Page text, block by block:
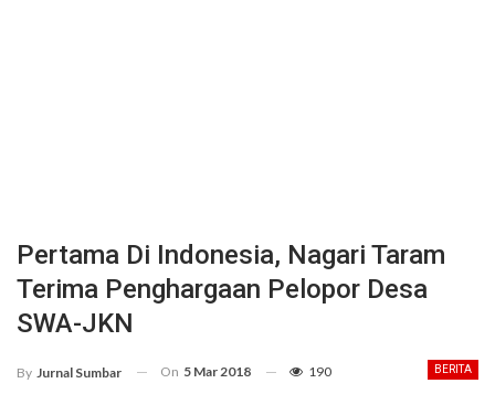
Pertama Di Indonesia, Nagari Taram
Terima Penghargaan Pelopor Desa
SWA-JKN
BERITA
By Jurnal Sumbar On 5 Mar 2018 190